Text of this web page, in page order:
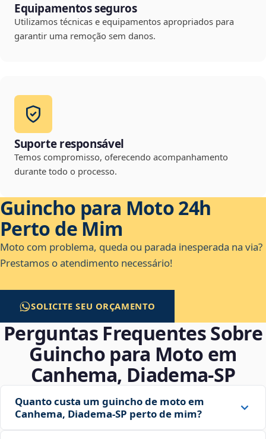
Equipamentos seguros
Utilizamos técnicas e equipamentos apropriados para
garantir uma remoção sem danos.
Suporte responsável
Temos compromisso, oferecendo acompanhamento
durante todo o processo.
Guincho para Moto 24h
Perto de Mim
Moto com problema, queda ou parada inesperada na via?
Prestamos o atendimento necessário!
SOLICITE SEU ORÇAMENTO
Perguntas Frequentes Sobre
Guincho para Moto em
Canhema, Diadema‑SP
Quanto custa um guincho de moto em
Canhema, Diadema‑SP perto de mim?